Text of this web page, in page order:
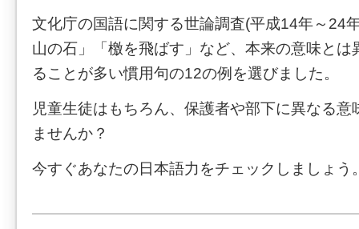
文化庁の国語に関する世論調査(平成14年～24
山の石」「檄を飛ばす」など、本来の意味とは
ることが多い慣用句の12の例を選びました。
児童生徒はもちろん、保護者や部下に異なる意
ませんか？
今すぐあなたの日本語力をチェックしましょう